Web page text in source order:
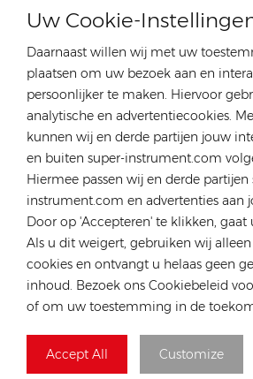
Uw Cookie-
Daarnaast willen wij met uw
plaatsen om uw bezoek aan en
persoonlijker te maken. Hiervoor
analytische en advertentiecookies.
kunnen wij en derde partijen jouw
en buiten super-instrument.com
Hiermee passen wij en derde partijen
instrument.com en advertenties aan
Door op 'Accepteren' te klikken, gaat
Als u dit weigert, gebruiken wij
cookies en ontvangt u helaas geen
inhoud. Bezoek ons Cookiebeleid
of om uw toestemming in de
Accept All Customize
Onderwerp :
Hoymiles 2000W Microinverter
Indienen
CATEGORIEËN